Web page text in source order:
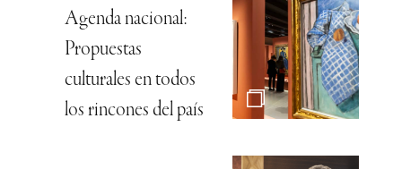
Agenda nacional:
Propuestas
culturales en todos
los rincones del país